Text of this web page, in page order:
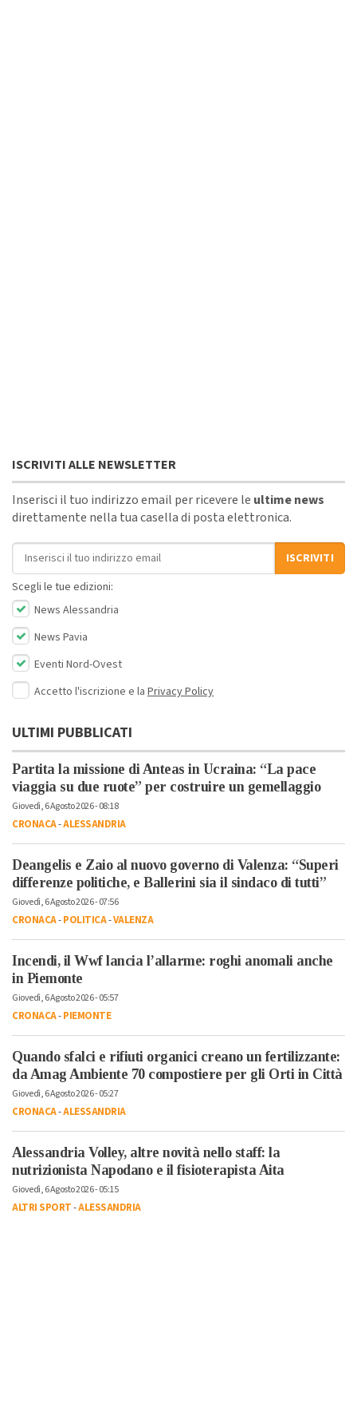
ISCRIVITI ALLE NEWSLETTER
Inserisci il tuo indirizzo email per ricevere le ultime news
direttamente nella tua casella di posta elettronica.
Indirizzo email
ISCRIVITI
Scegli le tue edizioni:
News Alessandria
News Pavia
Eventi Nord-Ovest
Accetto l'iscrizione e la Privacy Policy
ULTIMI PUBBLICATI
Partita la missione di Anteas in Ucraina: “La pace
viaggia su due ruote” per costruire un gemellaggio
Giovedì, 6 Agosto 2026 - 08:18
CRONACA-ALESSANDRIA
Deangelis e Zaio al nuovo governo di Valenza: “Superi
differenze politiche, e Ballerini sia il sindaco di tutti”
Giovedì, 6 Agosto 2026 - 07:56
CRONACA-POLITICA-VALENZA
Incendi, il Wwf lancia l’allarme: roghi anomali anche
in Piemonte
Giovedì, 6 Agosto 2026 - 05:57
CRONACA-PIEMONTE
Quando sfalci e rifiuti organici creano un fertilizzante:
da Amag Ambiente 70 compostiere per gli Orti in Città
Giovedì, 6 Agosto 2026 - 05:27
CRONACA-ALESSANDRIA
Alessandria Volley, altre novità nello staff: la
nutrizionista Napodano e il fisioterapista Aita
Giovedì, 6 Agosto 2026 - 05:15
ALTRI SPORT-ALESSANDRIA